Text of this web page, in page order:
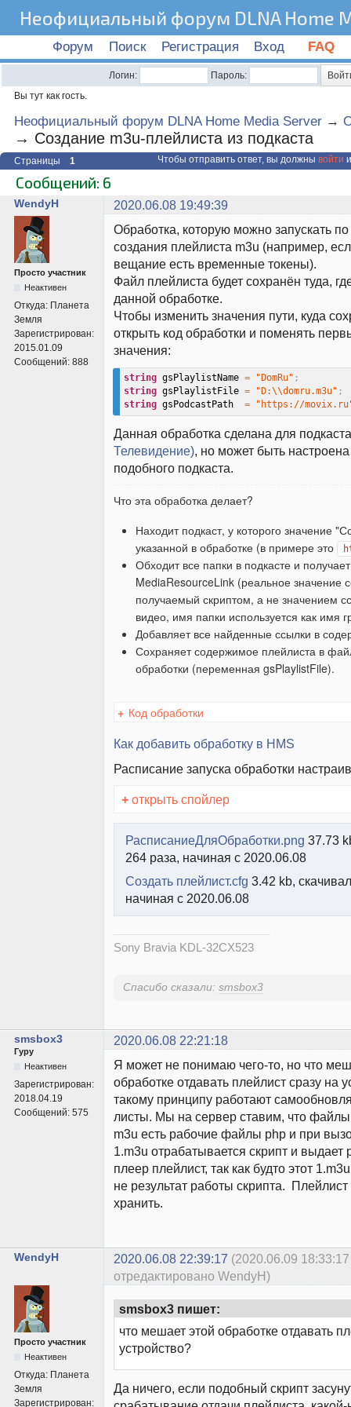
Неофициальный форум DLNA Home
Форум Поиск Регистрация Вход FAQ
Логин:
Пароль:
Вы тут как гость.
Неофициальный форум DLNA Home Media Server →
→ Создание m3u-плейлиста из подкаста
Страницы 1 Чтобы отправить ответ, вы должны войти
Сообщений: 6
WendyH 2020.06.08 19:49:39
Просто участник
Неактивен
Откуда: Планета
Земля
Зарегистрирован:
2015.01.09
Сообщений: 888
Обработка, которую можно запускать
создания плейлиста m3u (например,
вещание есть временные токены).
Файл плейлиста будет сохранён туда,
данной обработке.
Чтобы изменить значения пути, куда
открыть код обработки и поменять
значения:
string gsPlaylistName = "DomRu" ;
string gsPlaylistFile = "D:\\domru.m3u" ;
string gsPodcastPath = "https://
Данная обработка сделана для
Телевидение) , но может быть
подобного подкаста.
Что эта обработка делает?
Находит подкаст, у которого значение
указанной в обработке (в примере это
Обходит все папки в подкасте и
MediaResourceLink (реальное значение
получаемый скриптом, а не значением
видео, имя папки используется как имя
Добавляет все найденные ссылки в
Сохраняет содержимое плейлиста в
обработки (переменная gsPlaylistFile).
+ Код обработки
Как добавить обработку в HMS
Расписание запуска обработки
+ открыть спойлер
РасписаниеДляОбработки.png 37.73
264 раза, начиная с 2020.06.08
Создать плейлист.cfg 3.42 kb,
начиная с 2020.06.08
Sony Bravia KDL-32CX523
Спасибо сказали: smsbox3
smsbox3 2020.06.08 22:21:18
Гуру
Неактивен
Зарегистрирован:
2018.04.19
Сообщений: 575
Я может не понимаю чего-то, но что
обработке отдавать плейлист сразу на
такому принципу работают
листы. Мы на сервер ставим, что
m3u есть рабочие файлы php и при
1.m3u отрабатывается скрипт и выдает
плеер плейлист, так как будто этот
не результат работы скрипта.
хранить.
WendyH 2020.06.08 22:39:17 (2020.06.09 18:33:17
отредактировано WendyH)
Просто участник
Неактивен
Откуда: Планета
Земля
Зарегистрирован:
smsbox3 пишет:
что мешает этой обработке отдавать
устройство?
Да ничего, если подобный скрипт